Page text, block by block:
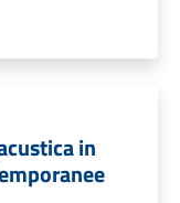
in